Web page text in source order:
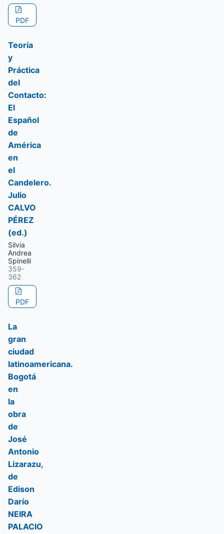
PDF
Teoría
y
Práctica
del
Contacto:
El
Español
de
América
en
el
Candelero.
Julio
CALVO
PÉREZ
(ed.)
Silvia
Andrea
Spinelli
359-
362
PDF
La
gran
ciudad
latinoamericana.
Bogotá
en
la
obra
de
José
Antonio
Lizarazu,
de
Edison
Darío
NEIRA
PALACIO